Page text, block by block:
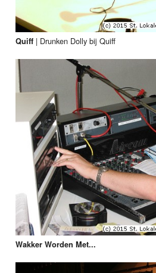
Quiff | Drunken Dolly bij Quiff
Wakker Worden Met...